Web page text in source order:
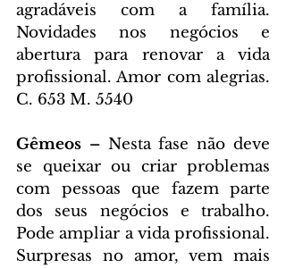
agradáveis com a família.
Novidades nos negócios e
abertura para renovar a vida
profissional. Amor com alegrias.
C. 653 M. 5540
Gêmeos – Nesta fase não deve
se queixar ou criar problemas
com pessoas que fazem parte
dos seus negócios e trabalho.
Pode ampliar a vida profissional.
Surpresas no amor, vem mais